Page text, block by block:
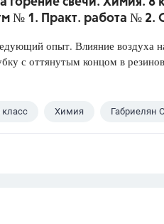
№ 1. Практ. работа № 2.
опыт. Влияние воздуха
с оттянутым концом в
класс Химия Габриелян